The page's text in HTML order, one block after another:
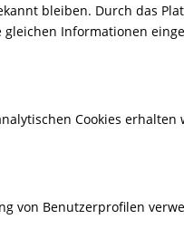
bleiben. Durch das
Informationen
Cookies
von Benutzerprofilen